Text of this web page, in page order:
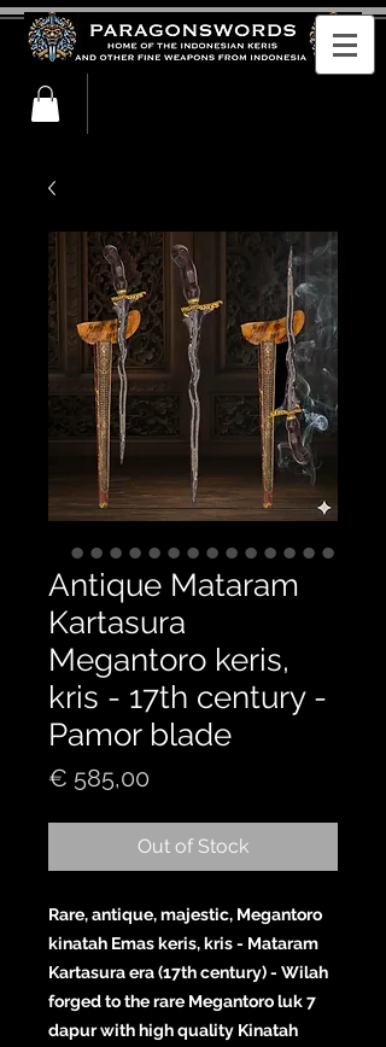
Antique Mataram
Kartasura
Megantoro keris,
kris - 17th century -
Pamor blade
€ 585,00
Out of Stock
Rare, antique, majestic, Megantoro
kinatah Emas keris, kris - Mataram
Kartasura era (17th century) - Wilah
forged to the rare Megantoro luk 7
dapur with high quality Kinatah